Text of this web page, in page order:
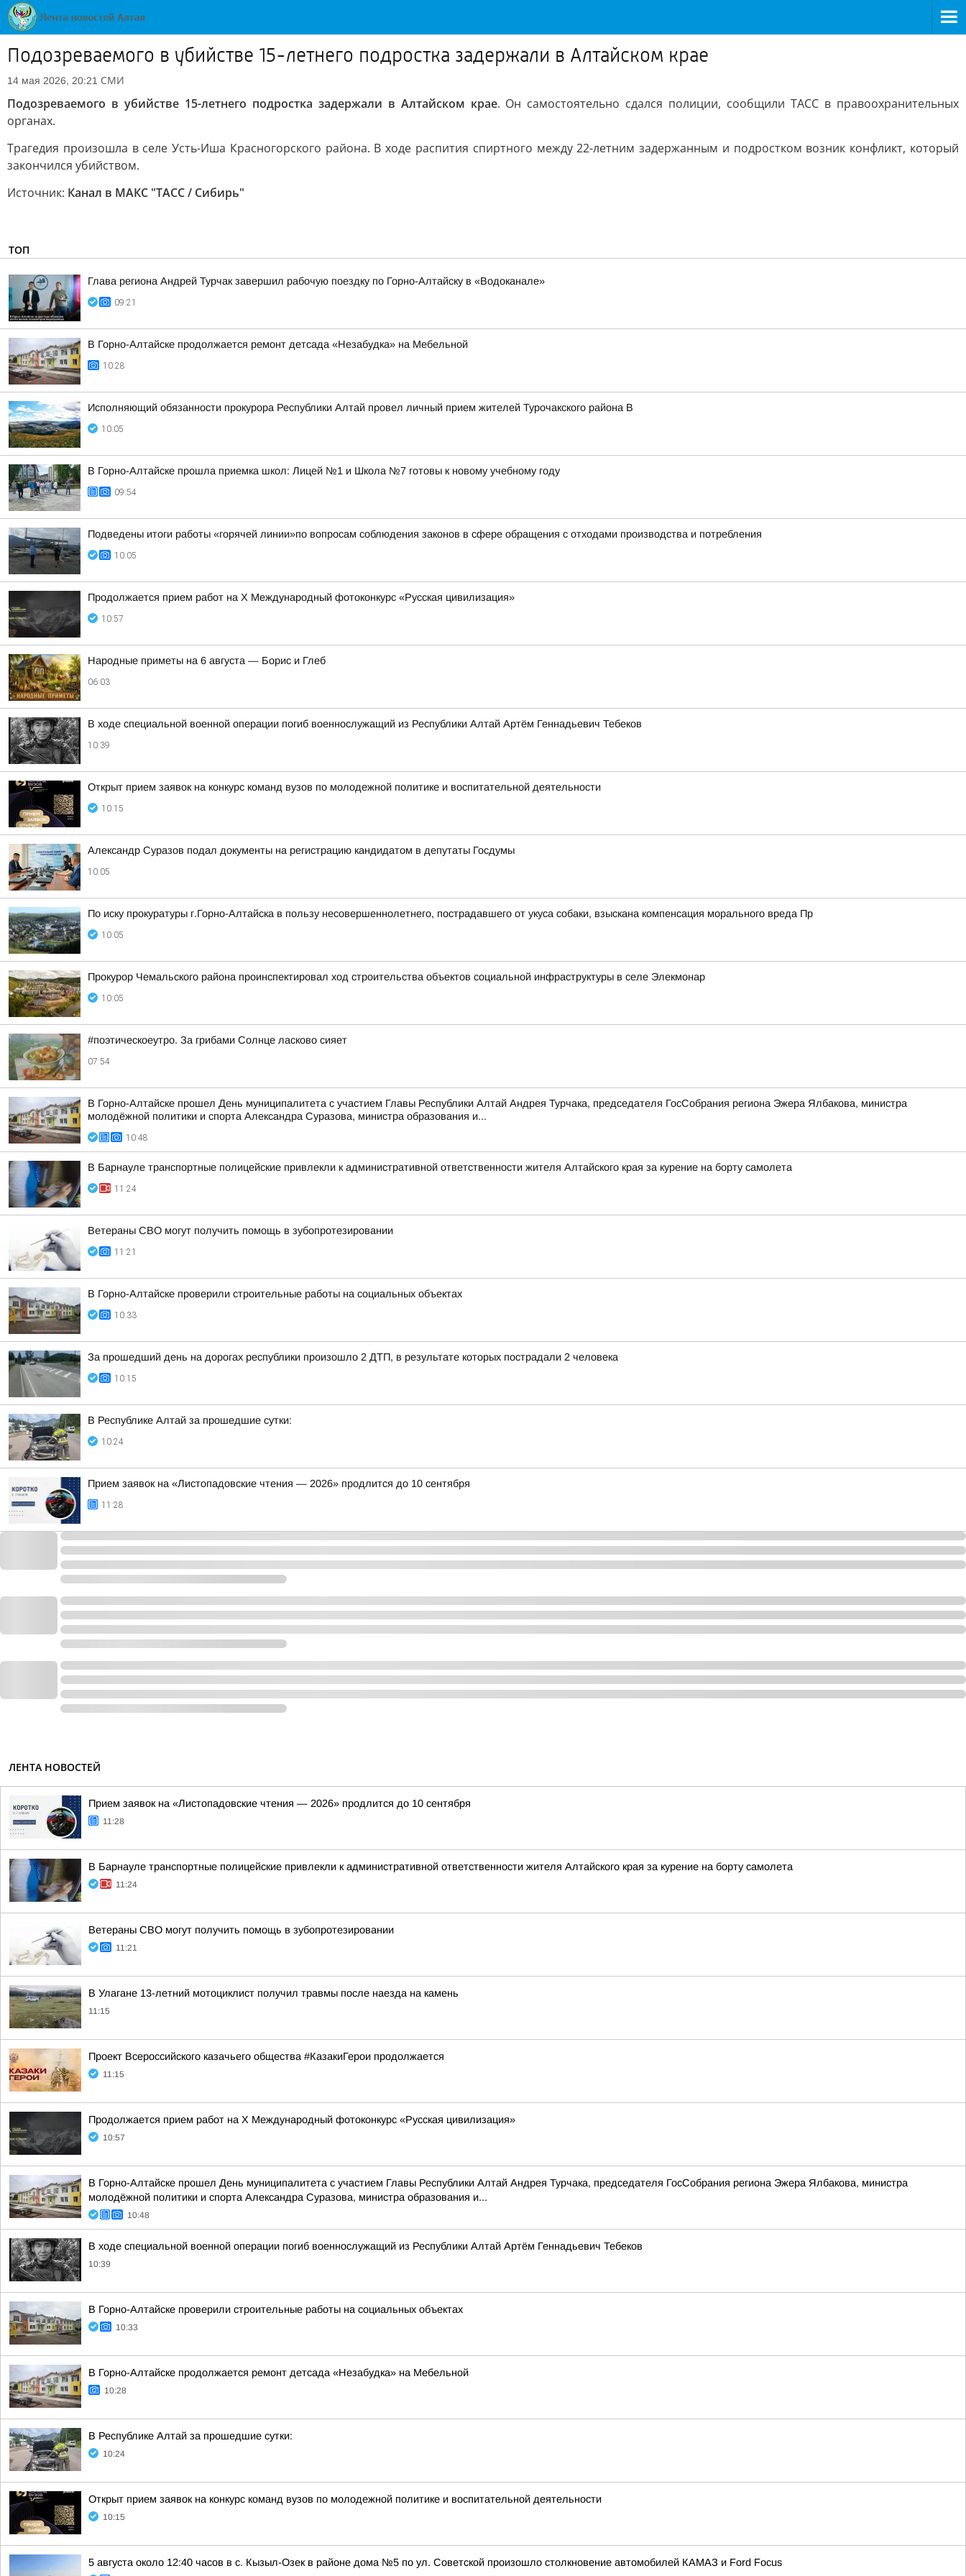
Подозреваемого в убийстве 15-летнего подростка задержали в Алтайском крае
14 мая 2026, 20:21 СМИ
Подозреваемого в убийстве 15-летнего подростка задержали в Алтайском крае. Он самостоятельно сдался полиции, сообщили ТАСС в правоохранительных
органах.
Трагедия произошла в селе Усть-Иша Красногорского района. В ходе распития спиртного между 22-летним задержанным и подростком возник конфликт, который
закончился убийством.
Источник: Канал в МАКС "ТАСС / Сибирь"
ТОП
Глава региона Андрей Турчак завершил рабочую поездку по Горно-Алтайску в «Водоканале»
09:21
В Горно-Алтайске продолжается ремонт детсада «Незабудка» на Мебельной
10:28
Исполняющий обязанности прокурора Республики Алтай провел личный прием жителей Турочакского района В
10:05
В Горно-Алтайске прошла приемка школ: Лицей №1 и Школа №7 готовы к новому учебному году
09:54
Подведены итоги работы «горячей линии»по вопросам соблюдения законов в сфере обращения с отходами производства и потребления
10:05
Продолжается прием работ на Х Международный фотоконкурс «Русская цивилизация»
10:57
Hapoдныe пpимeты нa 6 aвгуcтa — Бopиc и Глeб
06:03
В ходе специальной военной операции погиб военнослужащий из Республики Алтай Артём Геннадьевич Тебеков
10:39
Открыт прием заявок на конкурс команд вузов по молодежной политике и воспитательной деятельности
10:15
Александр Суразов подал документы на регистрацию кандидатом в депутаты Госдумы
10:05
По иску прокуратуры г.Горно-Алтайска в пользу несовершеннолетнего, пострадавшего от укуса собаки, взыскана компенсация морального вреда Пр
10:05
Прокурор Чемальского района проинспектировал ход строительства объектов социальной инфраструктуры в селе Элекмонар
10:05
#поэтическоеутро. За грибами Солнце ласково сияет
07:54
В Горно-Алтайске прошел День муниципалитета с участием Главы Республики Алтай Андрея Турчака, председателя ГосСобрания региона Эжера Ялбакова, министра
молодёжной политики и спорта Александра Суразова, министра образования и...
10:48
В Барнауле транспортные полицейские привлекли к административной ответственности жителя Алтайского края за курение на борту самолета
11:24
Ветераны СВО могут получить помощь в зубопротезировании
11:21
В Горно-Алтайске проверили строительные работы на социальных объектах
10:33
За прошедший день на дорогах республики произошло 2 ДТП, в результате которых пострадали 2 человека
10:15
В Республике Алтай за прошедшие сутки:
10:24
Прием заявок на «Листопадовские чтения — 2026» продлится до 10 сентября
11:28
ЛЕНТА НОВОСТЕЙ
Прием заявок на «Листопадовские чтения — 2026» продлится до 10 сентября
11:28
В Барнауле транспортные полицейские привлекли к административной ответственности жителя Алтайского края за курение на борту самолета
11:24
Ветераны СВО могут получить помощь в зубопротезировании
11:21
В Улагане 13-летний мотоциклист получил травмы после наезда на камень
11:15
Проект Всероссийского казачьего общества #КазакиГерои продолжается
11:15
Продолжается прием работ на Х Международный фотоконкурс «Русская цивилизация»
10:57
В Горно-Алтайске прошел День муниципалитета с участием Главы Республики Алтай Андрея Турчака, председателя ГосСобрания региона Эжера Ялбакова, министра
молодёжной политики и спорта Александра Суразова, министра образования и...
10:48
В ходе специальной военной операции погиб военнослужащий из Республики Алтай Артём Геннадьевич Тебеков
10:39
В Горно-Алтайске проверили строительные работы на социальных объектах
10:33
В Горно-Алтайске продолжается ремонт детсада «Незабудка» на Мебельной
10:28
В Республике Алтай за прошедшие сутки:
10:24
Открыт прием заявок на конкурс команд вузов по молодежной политике и воспитательной деятельности
10:15
5 августа около 12:40 часов в с. Кызыл-Озек в районе дома №5 по ул. Советской произошло столкновение автомобилей КАМАЗ и Ford Focus